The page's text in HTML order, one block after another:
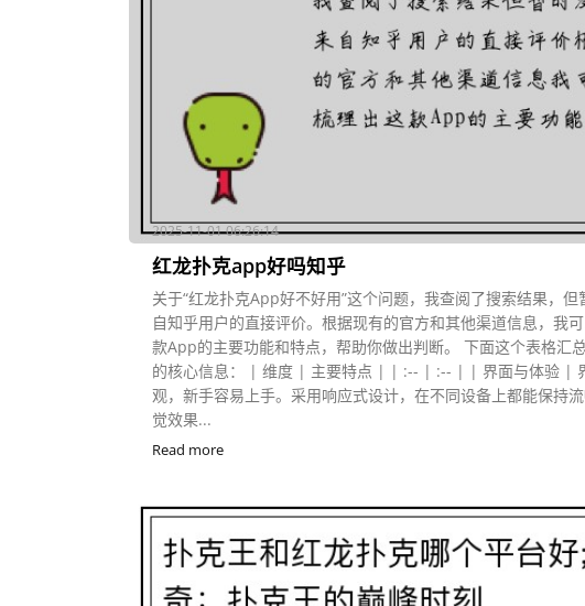
2025-11-01 06:26:14
红龙扑克app好吗知乎
关于“红龙扑克App好不好用”这个问题，我查阅了搜索结果，
自知乎用户的直接评价。根据现有的官方和其他渠道信息，我
款App的主要功能和特点，帮助你做出判断。 下面这个表格汇
的核心信息： | 维度 | 主要特点 | | :-- | :-- | | 界面与体验 |
观，新手容易上手。采用响应式设计，在不同设备上都能保持
觉效果...
Read more